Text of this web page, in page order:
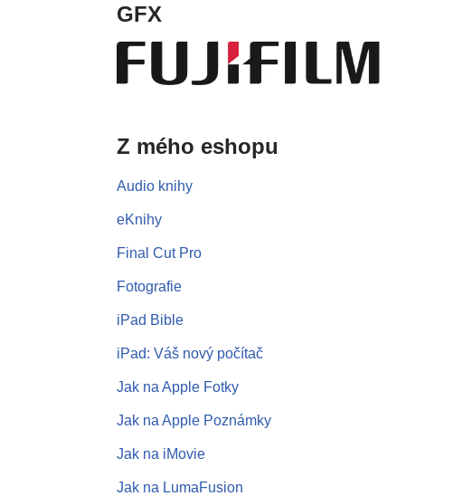
GFX
Z mého eshopu
Audio knihy
eKnihy
Final Cut Pro
Fotografie
iPad Bible
iPad: Váš nový počítač
Jak na Apple Fotky
Jak na Apple Poznámky
Jak na iMovie
Jak na LumaFusion